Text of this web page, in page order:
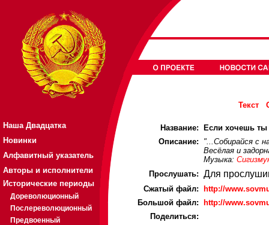
Наша Двадцатка
Новинки
Алфавитный указатель
Авторы и исполнители
Исторические периоды
Дореволюционный
Послереволюционный
Предвоенный
Текст
Название:
Если хочешь ты
Описание:
"...Собирайся с
Весёлaя и
Музыка:
Прослушать: Для
Cжатый файл:
http://
Большой файл:
http://
Поделиться: